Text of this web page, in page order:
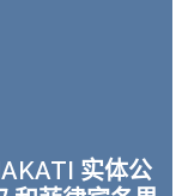
实体公